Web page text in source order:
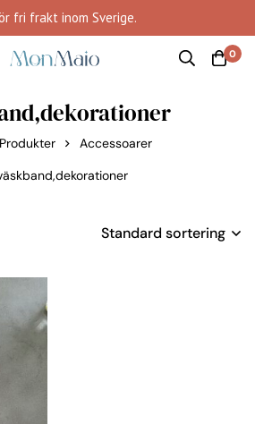
fri frakt inom Sverige.
0
Produkter
Accessoarer
Standard sortering